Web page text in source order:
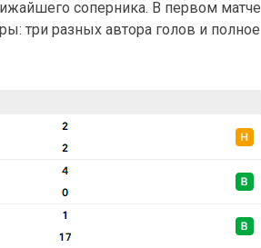
соперника. В первом матче
три разных автора голов и полное